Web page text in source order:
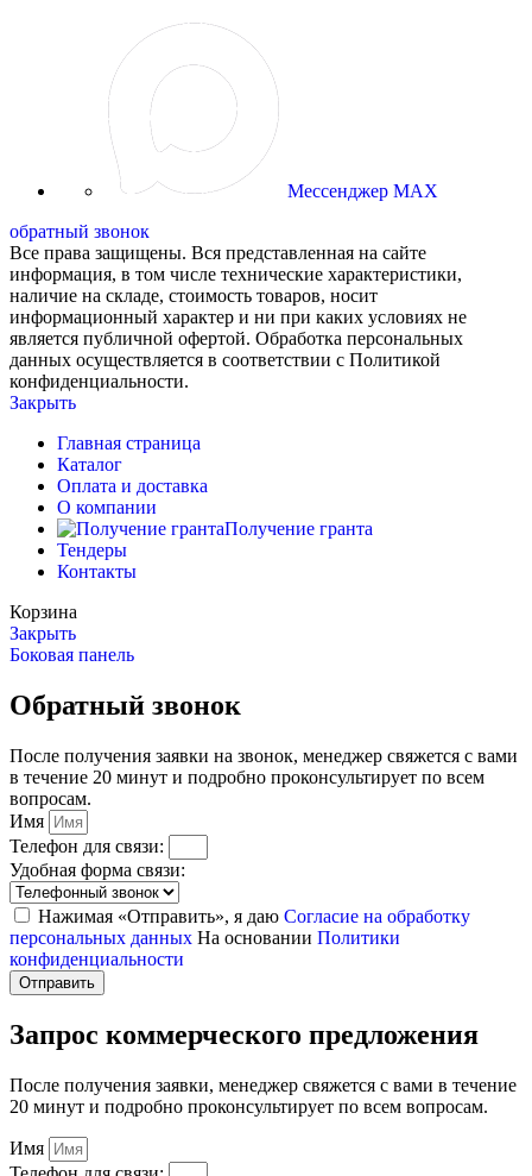
Мессенджер MAX
обратный звонок
Все права защищены. Вся представленная на сайте
информация, в том числе технические характеристики,
наличие на складе, стоимость товаров, носит
информационный характер и ни при каких условиях не
является публичной офертой. Обработка персональных
данных осуществляется в соответствии с Политикой
конфиденциальности.
Закрыть
Главная страница
Каталог
Оплата и доставка
О компании
Получение гранта
Тендеры
Контакты
Корзина
Закрыть
Боковая панель
Обратный звонок
После получения заявки на звонок, менеджер свяжется с вами
в течение 20 минут и подробно проконсультирует по всем
вопросам.
Имя
Телефон для связи:
Удобная форма связи:
Нажимая «Отправить», я даю Согласие на обработку
персональных данных На основании Политики
конфиденциальности
Отправить
Запрос коммерческого предложения
После получения заявки, менеджер свяжется с вами в течение
20 минут и подробно проконсультирует по всем вопросам.
Имя